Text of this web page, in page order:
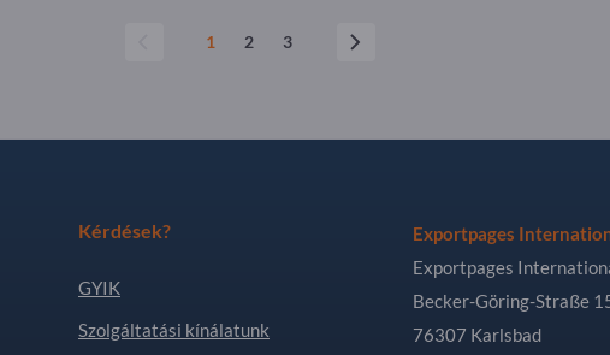
1 2 3
Kérdések?
GYIK
Szolgáltatási kínálatunk
Exportpages
Exportpages
Becker-Göring-Straße
76307 Karlsbad